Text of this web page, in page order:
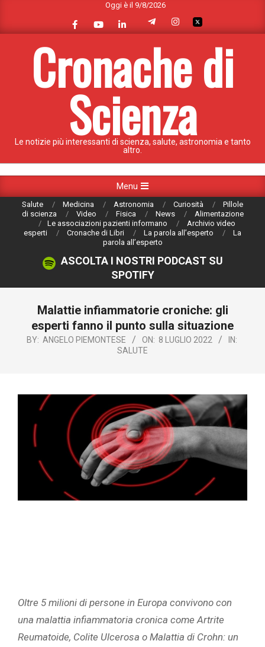
content
Oggi è il 9/8/2026
Cronache di
Scienza
Le notizie più interessanti di scienza, salute, astronomia e tanto
altro.
Navigation
Menu
Salute Medicina Astronomia Curiosità
Pillole
di scienza
Video Fisica News
Alimentazione
Le associazioni pazienti informano
Archivio video
esperti
Cronache di Libri La parola all’esperto
La
parola all’esperto
ASCOLTA I NOSTRI PODCAST SU
SPOTIFY
Malattie infiammatorie croniche: gli
esperti fanno il punto sulla situazione
BY: ANGELO PIEMONTESE ON: 8 LUGLIO 2022
IN:
SALUTE
Oltre 5 milioni di persone in Europa convivono con
una malattia infiammatoria cronica come Artrite
Reumatoide, Colite Ulcerosa o Malattia di Crohn: un